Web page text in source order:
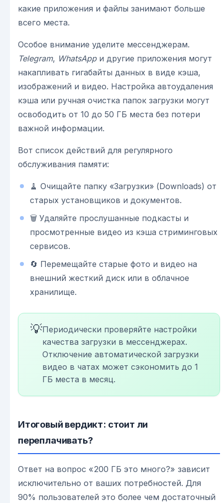
какие приложения и файлы занимают больше
всего места.
Особое внимание уделите мессенджерам.
Telegram, WhatsAppи другие приложения могут
накапливать гигабайты данных в виде кэша,
изображений и видео. Настройка автоудаления
кэша или ручная очистка папок загрузки могут
освободить от 10 до 50 ГБ места без потери
важной информации.
Вот список действий для регулярного
обслуживания памяти:
🧹 Очищайте папку «Загрузки» (Downloads) от
старых установщиков и документов.
🗑️ Удаляйте прослушанные подкасты и
просмотренные видео из кэша стриминговых
сервисов.
🔄 Перемещайте старые фото и видео на
внешний жесткий диск или в облачное
хранилище.
💡Периодически проверяйте настройки
качества загрузки в мессенджерах.
Отключение автоматической загрузки
видео в чатах может сэкономить до 1
ГБ места в месяц.
Итоговый вердикт: стоит ли
переплачивать?
Ответ на вопрос «200 ГБ это много?» зависит
исключительно от ваших потребностей. Для
90% пользователей это более чем достаточный